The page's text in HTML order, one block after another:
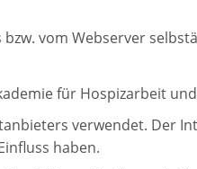
vom Webserver
für Hospizarbeit
verwendet. Der
haben.